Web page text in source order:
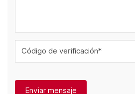
Código de verificación*
Enviar mensaje